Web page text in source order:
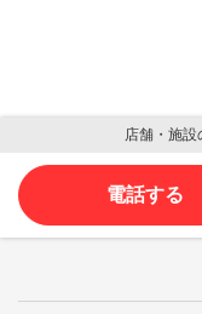
店舗・施
電話する